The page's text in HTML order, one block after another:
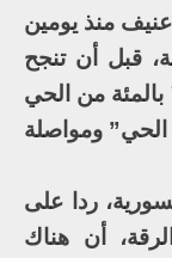
منذ يومين
قبل أن تنجح
قوات النخبة في استرجاع أكثر من 75 بالمئة من الحي
ومواصلة
ردا على
أن هناك